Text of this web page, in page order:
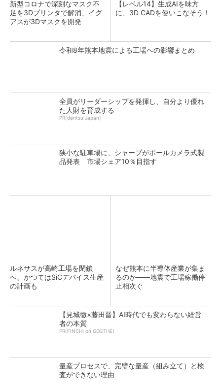
新型コロナで深刻なマスク不
足を3Dプリンタで解消、イグ
アスが3Dマスクを開発
【レベル14】生成AIを味方
に、3D CADを使いこなそう！
令和8年熊本地震による工場への影響まとめ
全員がリーダーシップを発揮し、自分より優れ
た人財を育成する
PR(dentsu Japan)
狭小な駐車場に、シャープがポールカメラ式製
品発表 市場シェア10％目指す
ルネサスが高崎工場を閉鎖
へ、かつてはSiCデバイス生産
の計画も
なぜ熊本に半導体産業が集ま
るのか――地震で工場稼働停
止相次ぐ
【見城徹×藤田晋】AI時代でも変わらない経営
者の本質
PR(FINCHI on GOETHE)
量産プロセスで、完璧な量産（組み立て）と検
査ができない理由